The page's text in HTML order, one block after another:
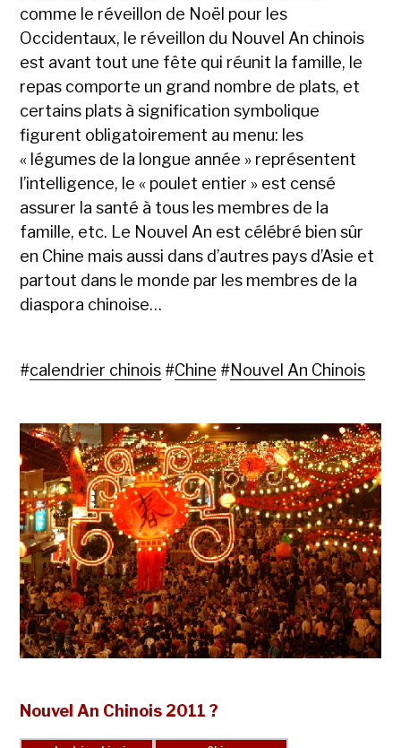
comme le réveillon de Noël pour les
Occidentaux, le réveillon du Nouvel An chinois
est avant tout une fête qui réunit la famille, le
repas comporte un grand nombre de plats, et
certains plats à signification symbolique
figurent obligatoirement au menu: les
« légumes de la longue année » représentent
l’intelligence, le « poulet entier » est censé
assurer la santé à tous les membres de la
famille, etc. Le Nouvel An est célébré bien sûr
en Chine mais aussi dans d’autres pays d’Asie et
partout dans le monde par les membres de la
diaspora chinoise…
#calendrier chinois #Chine #Nouvel An Chinois
Nouvel An Chinois 2011 ?